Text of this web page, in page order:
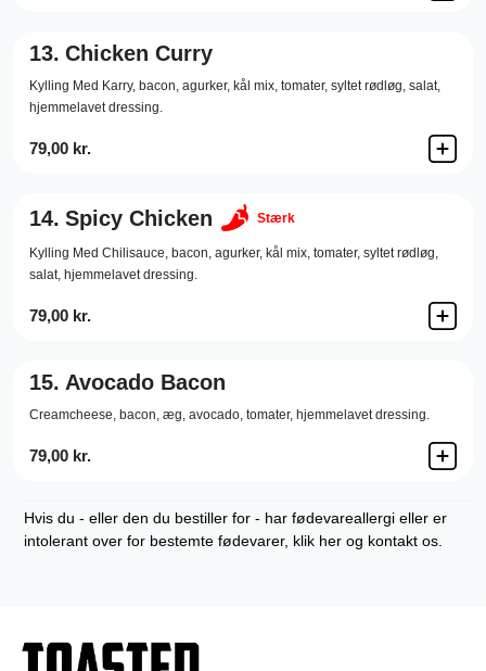
13. Chicken Curry
Kylling Med Karry, bacon, agurker, kål mix, tomater, syltet rødløg, salat,
hjemmelavet dressing.
79,00 kr.
14. Spicy Chicken Stærk
Kylling Med Chilisauce, bacon, agurker, kål mix, tomater, syltet rødløg,
salat, hjemmelavet dressing.
79,00 kr.
15. Avocado Bacon
Creamcheese, bacon, æg, avocado, tomater, hjemmelavet dressing.
79,00 kr.
Hvis du - eller den du bestiller for - har fødevareallergi eller er
intolerant over for bestemte fødevarer, klik her og kontakt os.